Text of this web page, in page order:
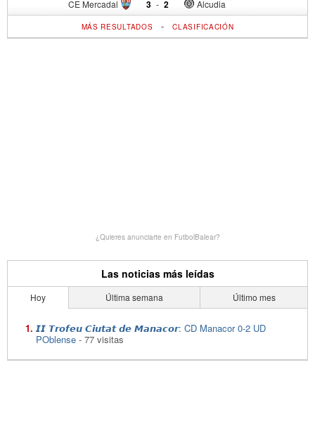
CE Mercadal 3 - Alcudia
2
MÁS RESULTADOS -CLASIFICACIÓN
¿Quieres anunciarte en FutbolBalear?
Las noticias más leídas
Hoy Última semana Último mes
𝙄𝙄 𝙏𝙧𝙤𝙛𝙚𝙪 𝘾𝙞𝙪𝙩𝙖𝙩 𝙙𝙚 𝙈𝙖𝙣𝙖𝙘𝙤𝙧: CD Manacor 0-2 UD
POblense - 77 visitas